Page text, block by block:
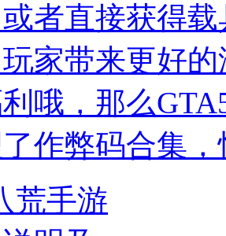
者直接获得
家带来更好
哦，那么
作弊码合集